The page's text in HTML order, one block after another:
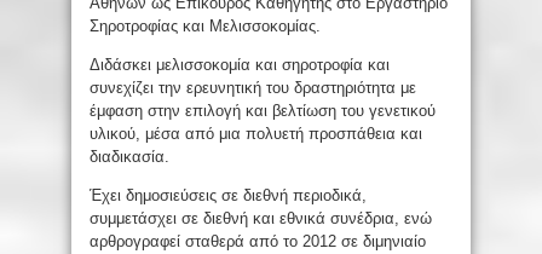
Σηροτροφίας και Μελισσοκομίας.
Διδάσκει μελισσοκομία και σηροτροφία και
συνεχίζει την ερευνητική του δραστηριότητα με
έμφαση στην επιλογή και βελτίωση του γενετικού
υλικού, μέσα από μια πολυετή προσπάθεια και
διαδικασία.
Έχει δημοσιεύσεις σε διεθνή περιοδικά,
συμμετάσχει σε διεθνή και εθνικά συνέδρια, ενώ
αρθρογραφεί σταθερά από το 2012 σε διμηνιαίο